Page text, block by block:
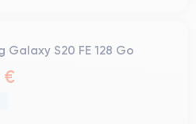
Galaxy S20 FE 128 Go
€